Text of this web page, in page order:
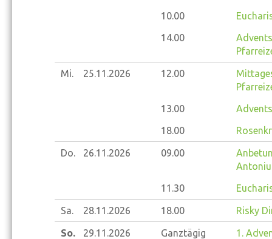
10.00
14.00
Mi. 25.11.2026 12.00
13.00
18.00
Do. 26.11.2026 09.00
11.30
Sa. 28.11.2026 18.00 Risky
So. 29.11.2026 Ganztägig
1.